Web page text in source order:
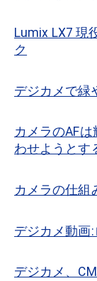
Lumix LX7 現
ク
デジカメで緑
カメラのAF
わせようとす
カメラの仕組
デジカメ動画
デジカメ、